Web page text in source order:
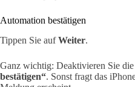
Automation bestätigen
Tippen Sie aufWeiter.
Ganz wichtig: Deaktivieren Sie
bestätigen“. Sonst fragt das